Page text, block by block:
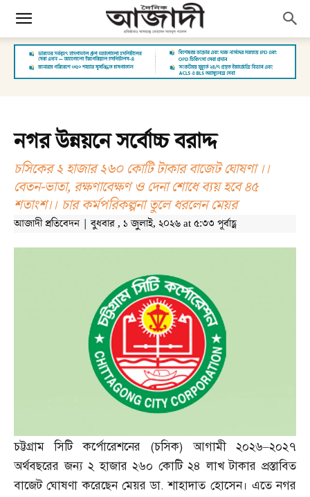
নগর উন্নয়নে সর্বোচ্চ বরাদ্দ
চসিকের ২ হাজার ২৬০ কোটি টাকার বাজেট ঘোষণা ।।
বেতন-ভাতা, রক্ষণাবেক্ষণ ও দেনা শোধে ব্যয় হবে ৪৫
শতাংশ।। চার কর্মপরিকল্পনা তুলে ধরলেন মেয়র
আজাদী প্রতিবেদন | বুধবার , ১ জুলাই, ২০২৬ at ৫:৩৩ পূর্বাহ্ণ
চট্টগ্রাম সিটি কর্পোরেশনের (চসিক)আগামী ২০২৬–২০২৭
অর্থবছরের জন্য ২ হাজার ২৬০ কোটি ২৪ লাখ টাকার প্রস্তাবিত
বাজেট ঘোষণা করেছেন মেয়র ডা.শাহাদাত হোসেন। এতে নগর